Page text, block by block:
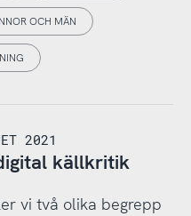
OCH MÄN
2021
källkritik
vi två olika begrepp